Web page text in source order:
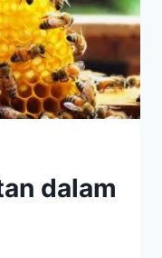
dalam